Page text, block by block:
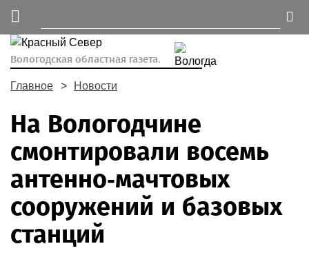
Вологодская областная газета.
Главное Новости
На Вологодчине
смонтировали восемь
антенно-мачтовых
сооружений и базовых
станций